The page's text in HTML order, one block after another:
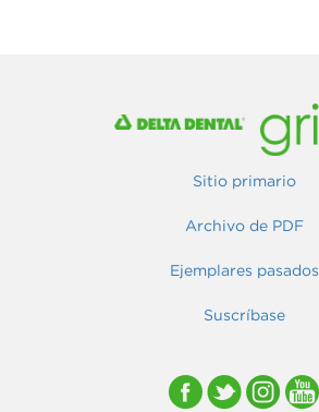
Sitio primario
Archivo de PDF
Ejemplares pasados
Suscríbase